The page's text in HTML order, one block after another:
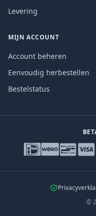
Levering
MIJN ACCOUNT
Account beheren
Eenvoudig herbestellen
Bestelstatus
©